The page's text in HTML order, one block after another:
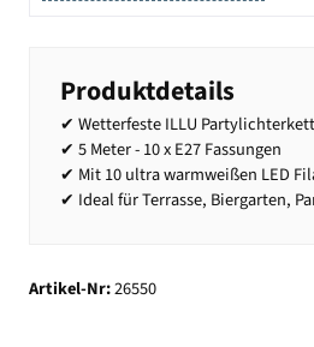
Produktdetails
✔ Wetterfeste ILLU
✔ 5 Meter - 10 x E27 Fassungen
✔ Mit 10 ultra warmweißen LED
✔ Ideal für Terrasse, Biergarten,
Artikel-Nr:26550